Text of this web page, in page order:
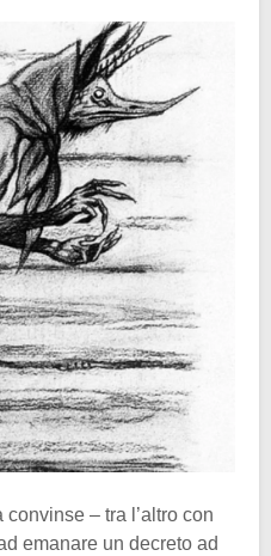
convinse – tra l’altro con
emanare un decreto ad